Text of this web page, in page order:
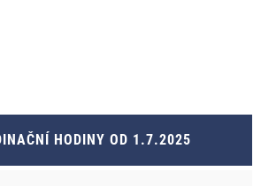
HODINY OD 1.7.2025